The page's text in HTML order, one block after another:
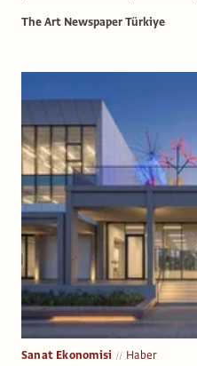
The Art Newspaper Türkiye
Sanat Ekonomisi Haber